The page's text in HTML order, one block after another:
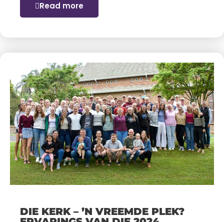
Read more
DIE KERK – ’N VREEMDE PLEK?